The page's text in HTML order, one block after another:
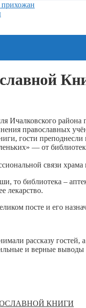
прихожан
Ичалковского
православных
гости
— от
связи
то библиотека –
лекарство.
посте и его
рассказу
и верные выводы
КНИГИ